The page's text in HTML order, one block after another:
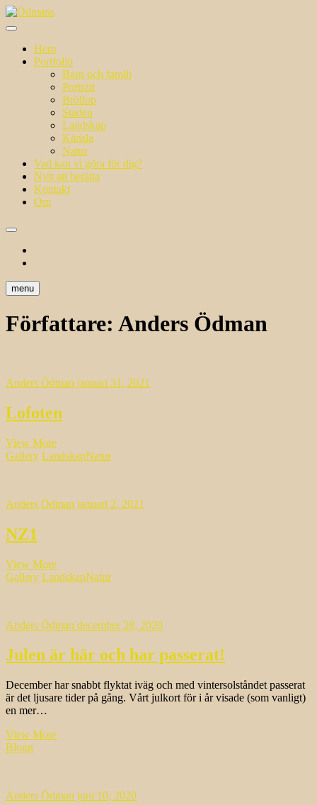
Skip
to
Ödmans
i ett annat ljus
Hem
Portfolio
Barn och familj
Porträtt
Bröllop
Staden
Landskap
Känsla
Natur
Vad kan vi göra för dig?
Nytt att berätta
Kontakt
Om
menu
Författare: Anders Ödman
Anders Ödman januari 31, 2021
Lofoten
View MoreLofoten
Gallery LandskapNatur
Anders Ödman januari 2, 2021
NZ1
View MoreNZ1
Gallery LandskapNatur
Anders Ödman december 28, 2020
Julen är här och har passerat!
December har snabbt flyktat iväg och med vintersolståndet passerat
är det ljusare tider på gång. Vårt julkort för i år visade (som vanligt)
en mer…
View MoreJulen
passerat!
Blogg
Anders Ödman juni 10, 2020